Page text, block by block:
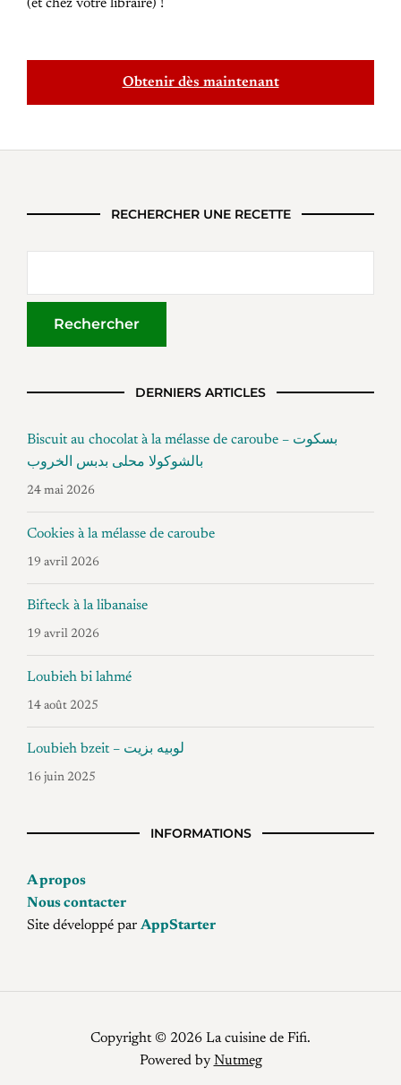
(et chez votre libraire) !
Obtenir dès maintenant
RECHERCHER UNE RECETTE
DERNIERS ARTICLES
Biscuit au chocolat à la mélasse de caroube – بسكوت
بالشوكولا محلى بدبس الخروب
24 mai 2026
Cookies à la mélasse de caroube
19 avril 2026
Bifteck à la libanaise
19 avril 2026
Loubieh bi lahmé
14 août 2025
Loubieh bzeit – لوبيه بزيت
16 juin 2025
INFORMATIONS
A propos
Nous contacter
Site développé par AppStarter
Copyright © 2026 La cuisine de Fifi.
Powered by Nutmeg